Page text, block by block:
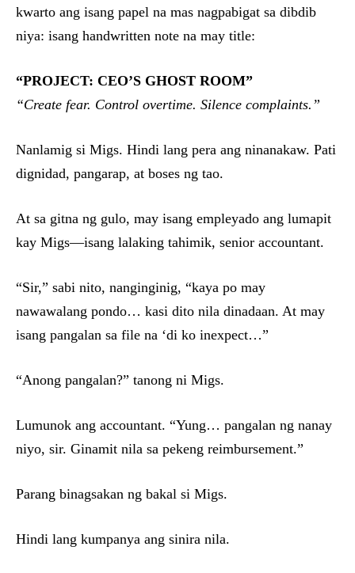
kwarto ang isang papel na mas nagpabigat sa dibdib
niya: isang handwritten note na may title:
“PROJECT: CEO’S GHOST ROOM”
“Create fear. Control overtime. Silence complaints.”
Nanlamig si Migs. Hindi lang pera ang ninanakaw. Pati
dignidad, pangarap, at boses ng tao.
At sa gitna ng gulo, may isang empleyado ang lumapit
kay Migs—isang lalaking tahimik, senior accountant.
“Sir,” sabi nito, nanginginig, “kaya po may
nawawalang pondo… kasi dito nila dinadaan. At may
isang pangalan sa file na ‘di ko inexpect…”
“Anong pangalan?” tanong ni Migs.
Lumunok ang accountant. “Yung… pangalan ng nanay
niyo, sir. Ginamit nila sa pekeng reimbursement.”
Parang binagsakan ng bakal si Migs.
Hindi lang kumpanya ang sinira nila.